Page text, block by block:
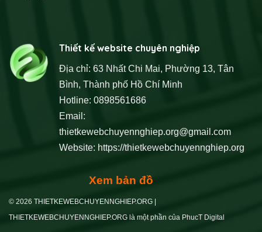
Thiết kế website chuyên nghiệp
Địa chỉ: 63 Nhất Chi Mai, Phường 13, Tân
Bình, Thành phố Hồ Chí Minh
Hotline: 0898561686
Email:
thietkewebchuyennghiep.org@gmail.com
Website: https://thietkewebchuyennghiep.org
Xem bản đồ
© 2026 THIETKEWEBCHUYENNGHIEP.ORG |
THIETKEWEBCHUYENNGHIEP.ORG là một phần của PhucT Digital